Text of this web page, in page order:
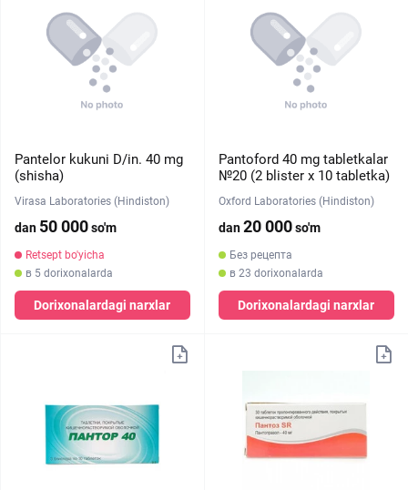
Pantelor kukuni D/in. 40 mg
(shisha)
Virasa Laboratories (Hindiston)
dan 50 000so'm
Retsept bo'yicha
в 5 dorixonalarda
Dorixonalardagi narxlar
Pantoford 40 mg tabletkalar
№20 (2 blister х 10 tabletka)
Oxford Laboratories (Hindiston)
dan20 000so'm
Без рецепта
в 23 dorixonalarda
Dorixonalardagi narxlar